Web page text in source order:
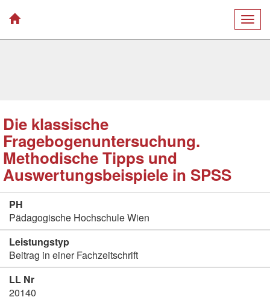
Die klassische
Fragebogenuntersuchung.
Methodische Tipps und
Auswertungsbeispiele in SPSS
PH
Pädagogische Hochschule Wien
Leistungstyp
Beitrag in einer Fachzeitschrift
LL Nr
20140